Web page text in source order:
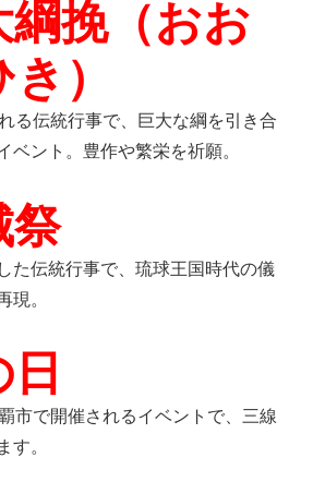
綱挽（おお
）
る伝統行事で、巨大な綱を引き合
ベント。豊作や繁栄を祈願。
祭
た伝統行事で、琉球王国時代の儀
現。
市で開催されるイベントで、三線
す。